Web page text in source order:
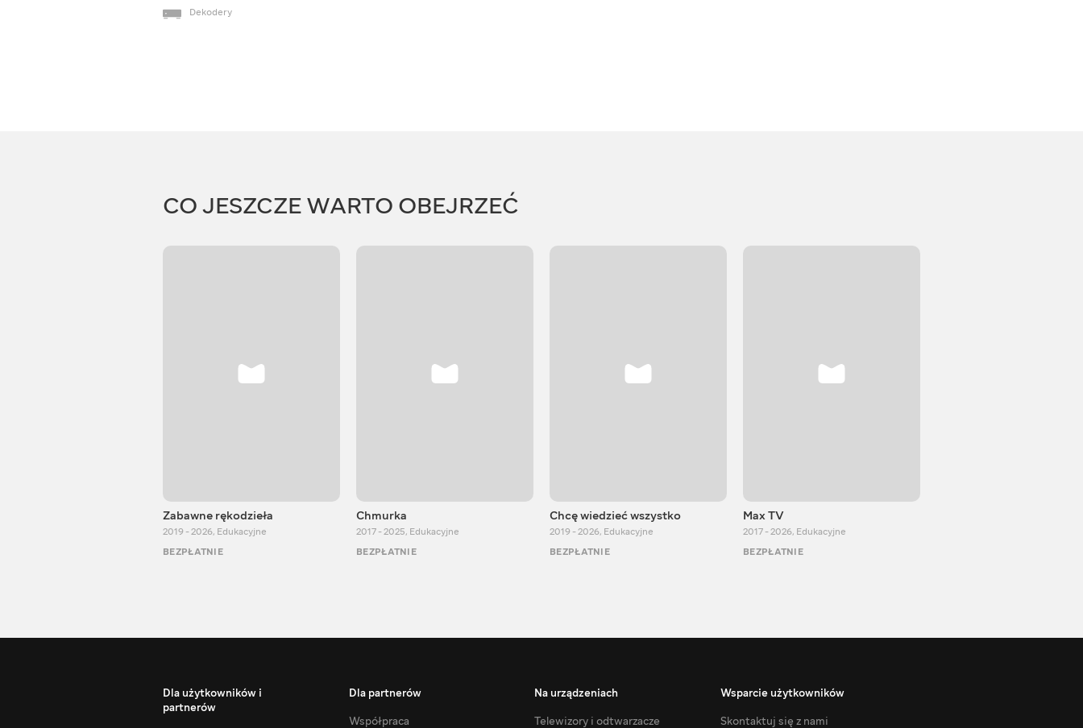
Dekodery
CO JESZCZE WARTO OBEJRZEĆ
Zabawne rękodzieła
2019 - 2026, Edukacyjne
BEZPŁATNIE
Chmurka
2017 - 2025, Edukacyjne
BEZPŁATNIE
Chcę wiedzieć wszystko
2019 - 2026, Edukacyjne
BEZPŁATNIE
Max TV
2017 - 2026, Edukacyjne
BEZPŁATNIE
Dla użytkowników i
partnerów
Dla partnerów
Współpraca
Na urządzeniach
Telewizory i odtwarzacze
Wsparcie użytkowników
Skontaktuj się z nami